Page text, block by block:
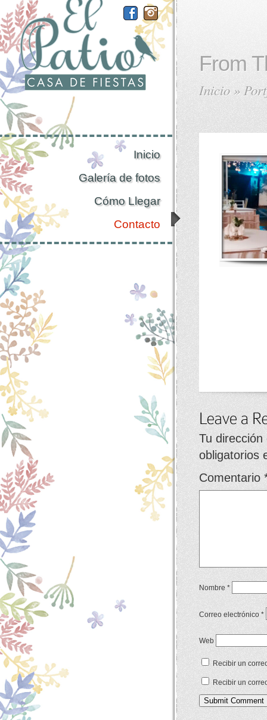
Inicio
Galería de fotos
Cómo Llegar
Contacto
From
Inicio »
Tu
obligatorios
Comentario
Nombre *
Correo electrónico *
Web
Recibir un
Recibir un